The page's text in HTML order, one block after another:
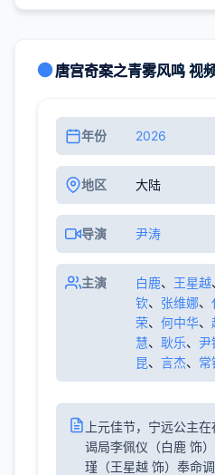
唐宫奇案之青雾风鸣 视
年份 2026
地区 大陆
导演 尹涛
主演 白鹿、 王星越
钦、 张维娜、
荣、 何中华、
慧、 耿乐、 尹
昆、 言杰、 常
上元佳节，宁远公主
谒局李佩仪（白鹿 饰
瑾（王星越 饰）奉命